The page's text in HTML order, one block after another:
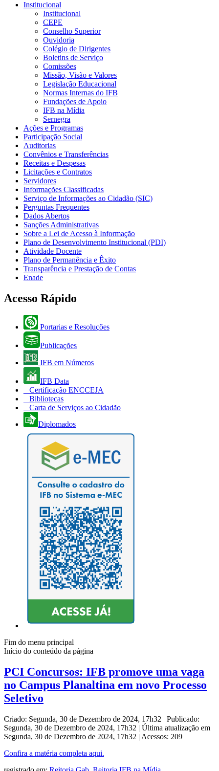
Institucional
Institucional
CEPE
Conselho Superior
Ouvidoria
Colégio de Dirigentes
Boletins de Serviço
Comissões
Missão, Visão e Valores
Legislação Educacional
Normas Internas do IFB
Fundações de Apoio
IFB na Mídia
Sernegra
Ações e Programas
Participação Social
Auditorias
Convênios e Transferências
Receitas e Despesas
Licitações e Contratos
Servidores
Informações Classificadas
Serviço de Informações ao Cidadão (SIC)
Perguntas Frequentes
Dados Abertos
Sanções Administrativas
Sobre a Lei de Acesso à Informação
Plano de Desenvolvimento Institucional (PDI)
Atividade Docente
Plano de Permanência e Êxito
Transparência e Prestação de Contas
Enade
Acesso Rápido
Portarias e Resoluções
Publicações
IFB em Números
IFB Data
Certificação ENCCEJA
Bibliotecas
Carta de Serviços ao Cidadão
Diplomados
Fim do menu principal
Início do conteúdo da página
PCI Concursos: IFB promove uma vaga
no Campus Planaltina em novo Processo
Seletivo
Criado: Segunda, 30 de Dezembro de 2024, 17h32 | Publicado:
Segunda, 30 de Dezembro de 2024, 17h32 | Última atualização em
Segunda, 30 de Dezembro de 2024, 17h32 | Acessos: 209
Confira a matéria completa aqui.